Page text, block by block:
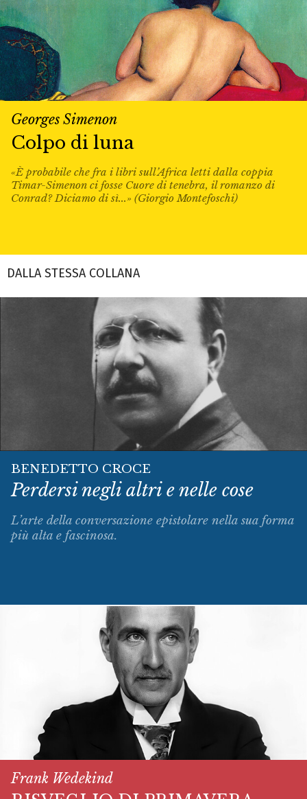
Georges Simenon
Colpo di luna
«È probabile che fra i libri sull’Africa letti dalla coppia
Timar-Simenon ci fosse Cuore di tenebra, il romanzo di
Conrad? Diciamo di sì...» (Giorgio Montefoschi)
DALLA STESSA COLLANA
BENEDETTO CROCE
Perdersi negli altri e nelle cose
L’arte della conversazione epistolare nella sua forma
più alta e fascinosa.
Frank Wedekind